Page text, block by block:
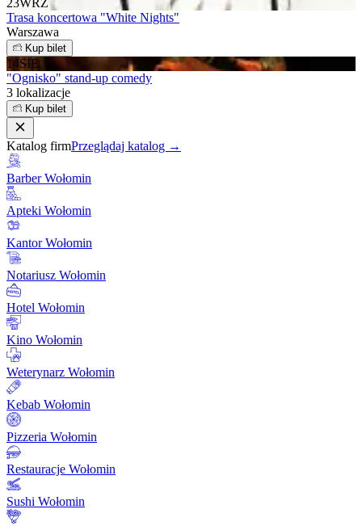
23WRZ
Trasa koncertowa "White Nights"
Warszawa
Kup bilet
14SIE
"Ognisko" stand-up comedy
3 lokalizacje
Kup bilet
Katalog firmPrzeglądaj katalog →
Barber Wołomin
Apteki Wołomin
Kantor Wołomin
Notariusz Wołomin
Hotel Wołomin
Kino Wołomin
Weterynarz Wołomin
Kebab Wołomin
Pizzeria Wołomin
Restauracje Wołomin
Sushi Wołomin